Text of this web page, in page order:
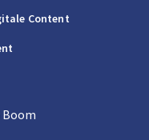
Content
Boom